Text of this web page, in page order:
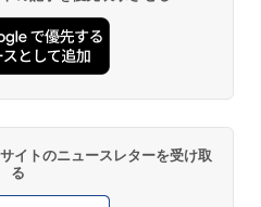
イトのニュースレターを受け取
る